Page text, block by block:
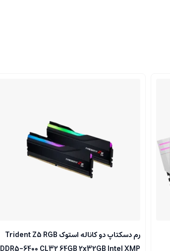
رم دسکتاپ دو کاناله استوک Trident Z5 RGB